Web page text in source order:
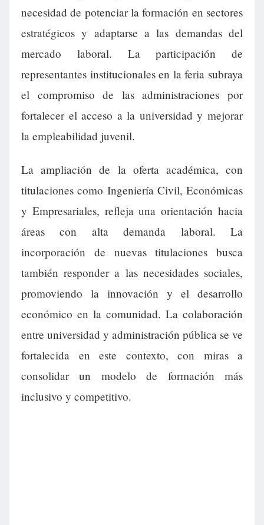
necesidad de potenciar la formación en sectores
estratégicos y adaptarse a las demandas del
mercado laboral. La participación de
representantes institucionales en la feria subraya
el compromiso de las administraciones por
fortalecer el acceso a la universidad y mejorar
la empleabilidad juvenil.
La ampliación de la oferta académica, con
titulaciones como Ingeniería Civil, Económicas
y Empresariales, refleja una orientación hacia
áreas con alta demanda laboral. La
incorporación de nuevas titulaciones busca
también responder a las necesidades sociales,
promoviendo la innovación y el desarrollo
económico en la comunidad. La colaboración
entre universidad y administración pública se ve
fortalecida en este contexto, con miras a
consolidar un modelo de formación más
inclusivo y competitivo.